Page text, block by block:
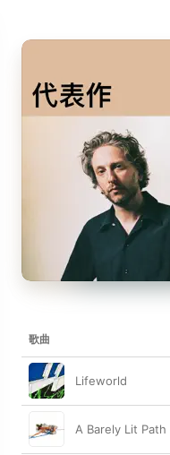
歌曲
Lifeworld
A Barely Lit Path